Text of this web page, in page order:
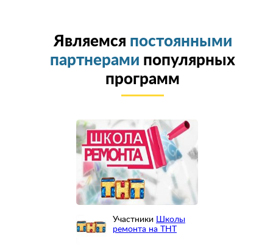
Являемся постоянными
партнерами популярных
программ
Участники Школы
ремонта на ТНТ